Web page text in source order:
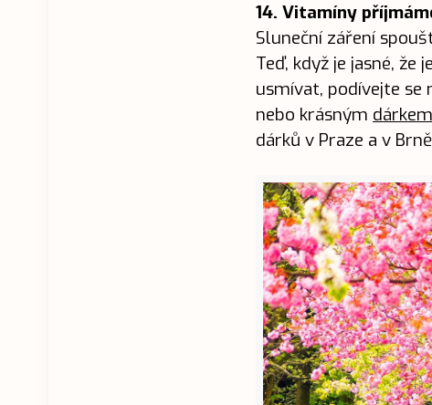
14. Vitamíny
Sluneční záření
Teď, když je jasné,
usmívat, podívejte se
nebo krásným dárkem
dárků v Praze a v